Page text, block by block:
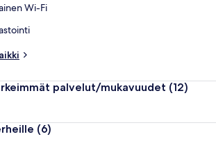
Wi-Fi
palvelut/mukavuudet (12)
(6)